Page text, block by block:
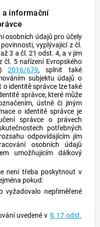
a informační
osobních údajů pro účely
vyplývající z čl.
3 a čl. 21 odst. 4, a v jim
čl. 5 nařízení Evropského
2016/679, splnit také
subjektu údajů o
identitě správce lze také
správce, které může
ústně či jiným
o identitě správce je
správce o právech
potřebných
odpovídajícím jím
osobních údajů
umožňujícím dálkový
není třeba poskytnout v
pokud:
nepřiměřené
uvedené v § 17 odst.